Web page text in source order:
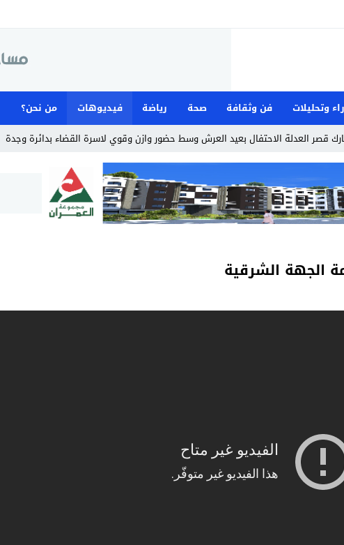
وتحليلات فن وثقافة صحة رياضة فيديوهات
من نحن؟
قصر العدلة الاحتفال بعيد العرش وسط حضور وازن وقوي لاسرة القضاء بدائرة وجدة
الجهة الشرقية